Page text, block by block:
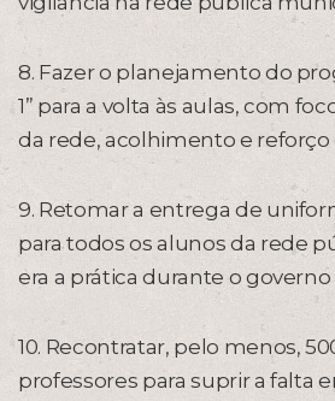
8. Fazer o planejamento do
1” para a volta às aulas, com
da rede, acolhimento e reforço
9. Retomar a entrega de
para todos os alunos da rede
era a prática durante o governo
10. Recontratar, pelo menos,
professores para suprir a falta